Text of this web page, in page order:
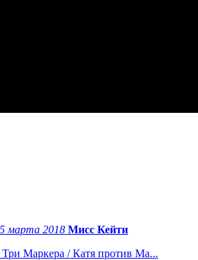
5 марта 2018 Мисс Кейти
Маркера / Катя против Ма...